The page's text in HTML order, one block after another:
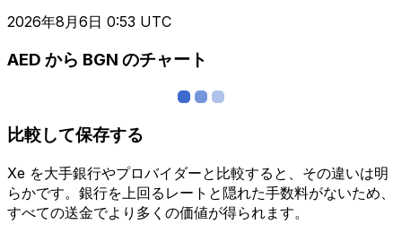
2026年8月6日 0:53 UTC
AED から BGN のチャート
比較して保存する
Xe を大手銀行やプロバイダーと比較すると、その違いは明
らかです。銀行を上回るレートと隠れた手数料がないため、
すべての送金でより多くの価値が得られます。